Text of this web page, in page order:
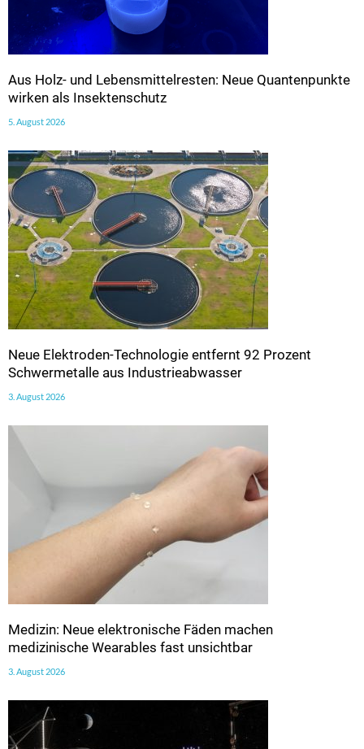
Aus Holz- und Lebensmittelresten: Neue Quantenpunkte
wirken als Insektenschutz
5. August 2026
Neue Elektroden-Technologie entfernt 92 Prozent
Schwermetalle aus Industrieabwasser
3. August 2026
Medizin: Neue elektronische Fäden machen
medizinische Wearables fast unsichtbar
3. August 2026